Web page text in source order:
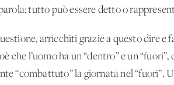
tutto può essere detto o
arricchiti grazie a questo dire
che l’uomo ha un “dentro” e un
“combattuto” la giornata nel “fuori”.